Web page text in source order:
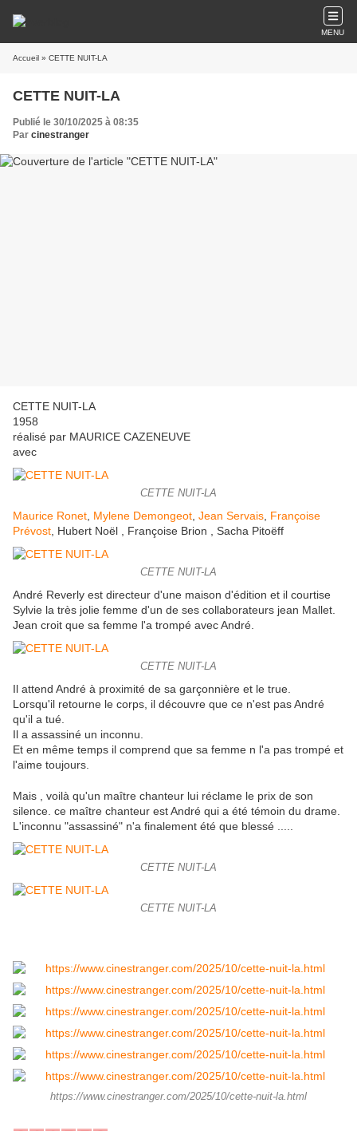
MENU
Accueil » CETTE NUIT-LA
CETTE NUIT-LA
Publié le 30/10/2025 à 08:35
Par cinestranger
CETTE NUIT-LA
1958
réalisé par MAURICE CAZENEUVE
avec
CETTE NUIT-LA
Maurice Ronet Mylene Demongeot Jean Servais Françoise
Prévost , Hubert Noël , Françoise Brion , Sacha Pitoëff
CETTE NUIT-LA
André Reverly est directeur d'une maison d'édition et il courtise
Sylvie la très jolie femme d'un de ses collaborateurs jean Mallet.
Jean croit que sa femme l'a trompé avec André.
CETTE NUIT-LA
Il attend André à proximité de sa garçonnière et le true.
Lorsqu'il retourne le corps, il découvre que ce n'est pas André
qu'il a tué.
Il a assassiné un inconnu.
Et en même temps il comprend que sa femme n l'a pas trompé et
l'aime toujours.
Mais , voilà qu'un maître chanteur lui réclame le prix de son
silence. ce maître chanteur est André qui a été témoin du drame.
L'inconnu "assassiné" n'a finalement été que blessé .....
CETTE NUIT-LA
CETTE NUIT-LA
https://www.cinestranger.com/2025/10/cette-nuit-la.html